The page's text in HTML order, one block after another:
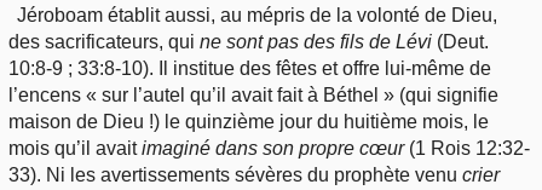
Jéroboam établit aussi, au mépris de la volonté de Dieu,
des sacrificateurs, qui ne sontpas des fils de Lévi (Deut.
10:8-9 ; 33:8-10). Il institue des fêtes et offre lui-même de
l’encens « sur l’autel qu’il avait fait à Béthel » (qui signifie
maison de Dieu !) le quinzième jour du huitième mois, le
mois qu’il avaitimaginé dans son propre cœur(1 Rois 12:32-
33). Ni les avertissements sévères du prophète venu crier